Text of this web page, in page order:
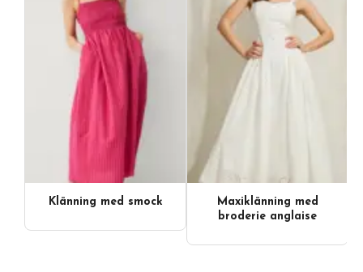
Klänning med smock
Maxiklänning med
broderie anglaise